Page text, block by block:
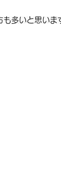
らせ
多いと思いま